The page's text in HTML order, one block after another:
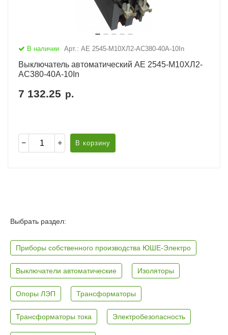
В наличии Арт.: АЕ 2545-М10ХЛ2-AC380-40А-10In
Выключатель автоматический АЕ 2545-М10ХЛ2-
AC380-40А-10In
7 132.25 р.
В корзину
Выбрать раздел:
Приборы собственного производства ЮШЕ-Электро
Выключатели автоматические Изоляторы
Опоры ЛЭП Трансформаторы
Трансформаторы тока Электробезопасность